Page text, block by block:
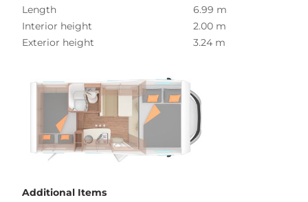
Length
6.99 m
Interior height
2.00 m
Exterior height
3.24 m
Additional Items